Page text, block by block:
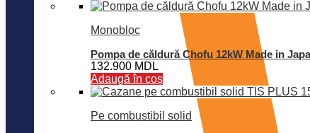
Monobloc
Pompa de căldură Chofu 12kW Made in
132.900 MDL
Adaugă în coș
Pe combustibil solid